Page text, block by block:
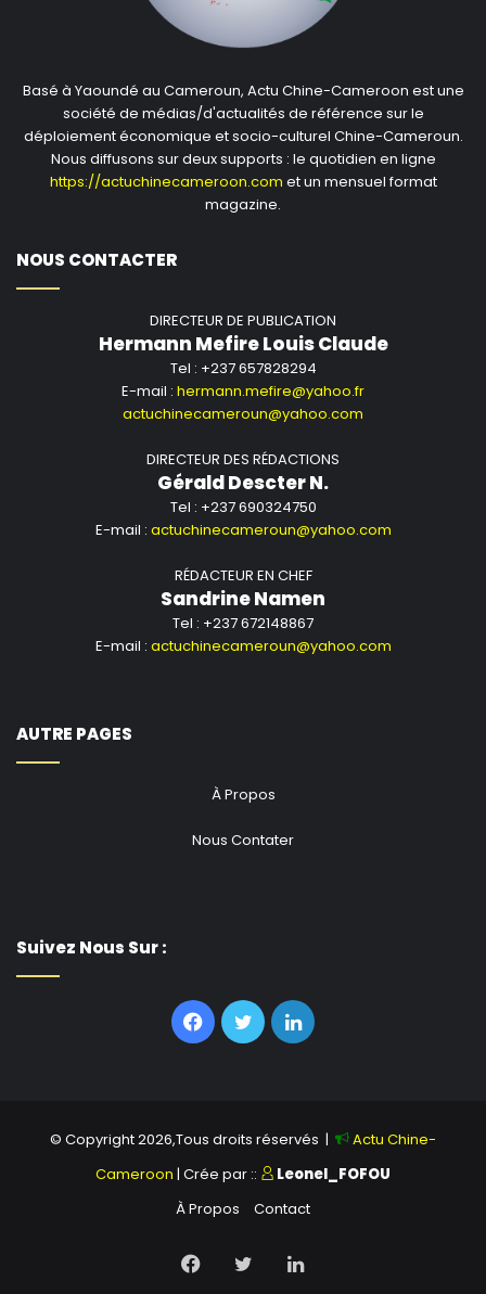
Basé à Yaoundé au Cameroun, Actu Chine-Cameroon est une
société de médias/d'actualités de référence sur le
déploiement économique et socio-culturel Chine-Cameroun.
Nous diffusons sur deux supports : le quotidien en ligne
https://actuchinecameroon.com et un mensuel format
magazine.
NOUS CONTACTER
DIRECTEUR DE PUBLICATION
Hermann Mefire Louis Claude
Tel : +237 657828294
E-mail : hermann.mefire@yahoo.fr
actuchinecameroun@yahoo.com
DIRECTEUR DES RÉDACTIONS
Gérald Descter N.
Tel : +237 690324750
E-mail : actuchinecameroun@yahoo.com
RÉDACTEUR EN CHEF
Sandrine Namen
Tel : +237 672148867
E-mail : actuchinecameroun@yahoo.com
AUTRE PAGES
À Propos
Nous Contater
Suivez Nous Sur :
Facebook
TwitterLinkedin
© Copyright 2026,Tous droits réservés |
Actu Chine-
Cameroon | Crée par ::
Leonel_FOFOU
À Propos
Contact
Facebook
TwitterLinkedin